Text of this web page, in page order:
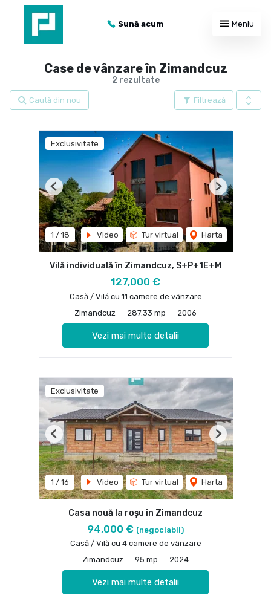
Sună acum Meniu
2 rezultate
Case de vânzare în Zimandcuz
Filtrează
Caută din nou
Exclusivitate
1 / 18 Video Tur virtual Harta
Previous Next
Vilă individuală în Zimandcuz, S+P+1E+M
127,000 €
Casă / Vilă cu 11 camere de vânzare
Zimandcuz
287.33 mp 2006
Vezi mai multe detalii
Exclusivitate
1 / 16 Video Tur virtual Harta
Previous Next
Casa nouă la roșu în Zimandcuz
94,000 € (negociabil)
Casă / Vilă cu 4 camere de vânzare
Zimandcuz
95 mp 2024
Vezi mai multe detalii